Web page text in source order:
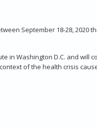
September 18-28, 2020
in Washington D.C. and will
of the health crisis